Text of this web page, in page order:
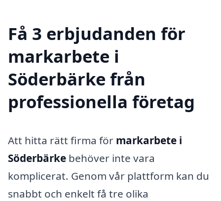
Få 3 erbjudanden för
markarbete i
Söderbärke från
professionella företag
Att hitta rätt firma för markarbete i
Söderbärke behöver inte vara
komplicerat. Genom vår plattform kan du
snabbt och enkelt få tre olika